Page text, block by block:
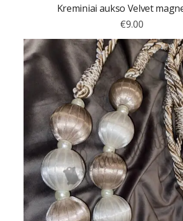
Kreminiai aukso Velvet
€9.00